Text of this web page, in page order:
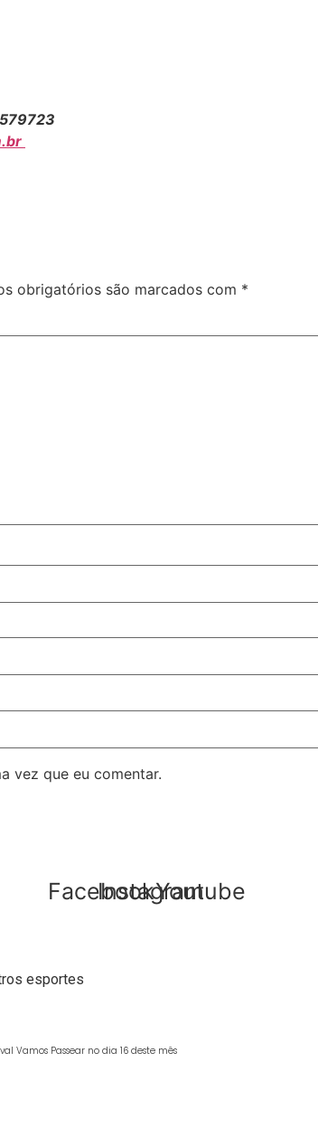
obrigatórios são marcados com *
vez que eu comentar.
Facebook
Instagram
Youtube
esportes
Vamos Passear no dia 16 deste mês